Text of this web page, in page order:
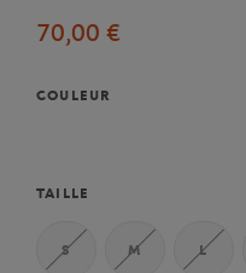
70,00 €
COULEUR
TAILLE
S M L